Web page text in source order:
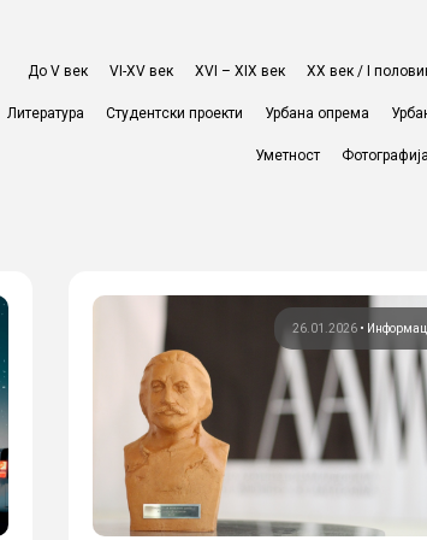
До V век VI-XV век XVI – XIX век ХХ век / I
Литература Студентски проекти Урбана опрема
Уметност Фотографија
26.01.2026•